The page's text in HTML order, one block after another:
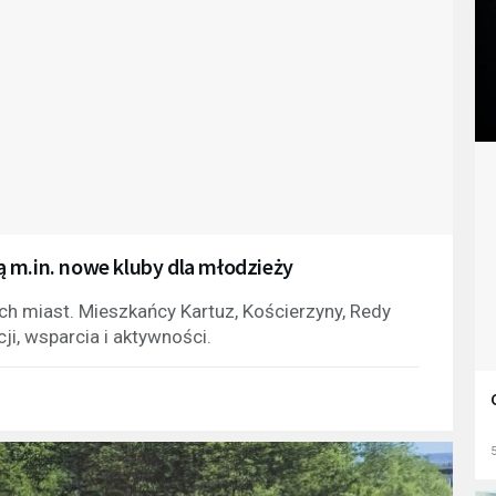
nowe kluby dla młodzieży
miast. Mieszkańcy Kartuz, Kościerzyny, Redy
wsparcia i aktywności.